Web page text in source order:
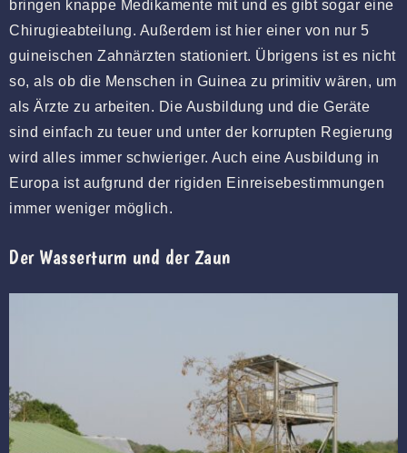
bringen knappe Medikamente mit und es gibt sogar eine
Chirugieabteilung. Außerdem ist hier einer von nur 5
guineischen Zahnärzten stationiert. Übrigens ist es nicht
so, als ob die Menschen in Guinea zu primitiv wären, um
als Ärzte zu arbeiten. Die Ausbildung und die Geräte
sind einfach zu teuer und unter der korrupten Regierung
wird alles immer schwieriger. Auch eine Ausbildung in
Europa ist aufgrund der rigiden Einreisebestimmungen
immer weniger möglich.
Der Wasserturm und der Zaun